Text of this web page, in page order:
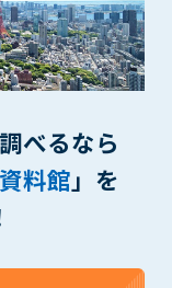
べるなら
料館」を
、使用上の過誤、
損害について責任
ません。
ないものとしま
所有権を侵害す